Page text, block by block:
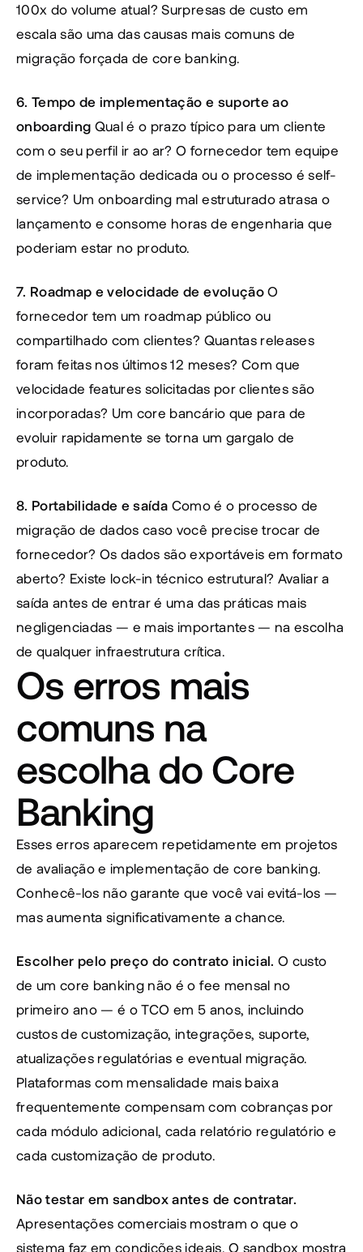
100x do volume atual? Surpresas de custo em
escala são uma das causas mais comuns de
migração forçada de core banking.
6. Tempo de implementação e suporte ao
onboarding Qual é o prazo típico para um cliente
com o seu perfil ir ao ar? O fornecedor tem equipe
de implementação dedicada ou o processo é self-
service? Um onboarding mal estruturado atrasa o
lançamento e consome horas de engenharia que
poderiam estar no produto.
7. Roadmap e velocidade de evolução O
fornecedor tem um roadmap público ou
compartilhado com clientes? Quantas releases
foram feitas nos últimos 12 meses? Com que
velocidade features solicitadas por clientes são
incorporadas? Um core bancário que para de
evoluir rapidamente se torna um gargalo de
produto.
8. Portabilidade e saída Como é o processo de
migração de dados caso você precise trocar de
fornecedor? Os dados são exportáveis em formato
aberto? Existe lock-in técnico estrutural? Avaliar a
saída antes de entrar é uma das práticas mais
negligenciadas — e mais importantes — na escolha
de qualquer infraestrutura crítica.
Os erros mais
comuns na
escolha do Core
Banking
Esses erros aparecem repetidamente em projetos
de avaliação e implementação de core banking.
Conhecê-los não garante que você vai evitá-los —
mas aumenta significativamente a chance.
Escolher pelo preço do contrato inicial. O custo
de um core banking não é o fee mensal no
primeiro ano — é o TCO em 5 anos, incluindo
custos de customização, integrações, suporte,
atualizações regulatórias e eventual migração.
Plataformas com mensalidade mais baixa
frequentemente compensam com cobranças por
cada módulo adicional, cada relatório regulatório e
cada customização de produto.
Não testar em sandbox antes de contratar.
Apresentações comerciais mostram o que o
sistema faz em condições ideais. O sandbox mostra